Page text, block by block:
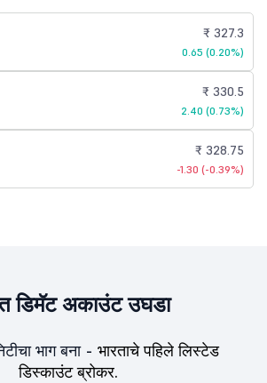
₹ 327.3
0.65 (0.20%)
₹ 330.5
2.40 (0.73%)
₹ 328.75
-1.30 (-0.39%)
डिमॅट अकाउंट उघडा
भाग बना - भारताचे पहिले लिस्टेड
डिस्काउंट ब्रोकर.